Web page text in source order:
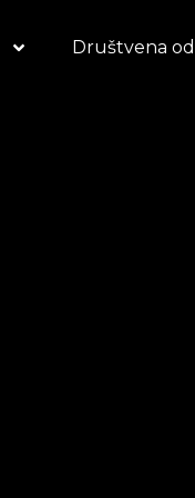
Društvena